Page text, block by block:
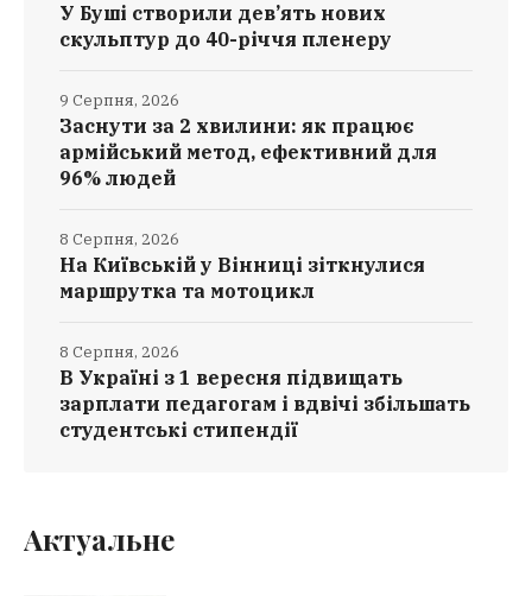
У Буші створили дев’ять нових
скульптур до 40-річчя пленеру
Заснути за 2 хвилини: як працює
армійський метод, ефективний для
96% людей
9 Серпня, 2026
На Київській у Вінниці зіткнулися
маршрутка та мотоцикл
8 Серпня, 2026
В Україні з 1 вересня підвищать
зарплати педагогам і вдвічі збільшать
студентські стипендії
8 Серпня, 2026
Актуальне